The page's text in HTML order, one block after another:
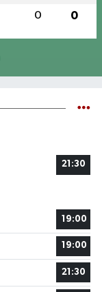
0 0
21:30
19:00
19:00
21:30